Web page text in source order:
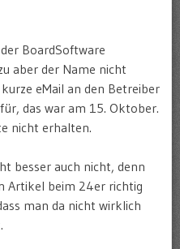
BoardSoftware
aber der Name nicht
eMail an den Betreiber
das war am 15. Oktober.
nicht erhalten.
besser auch nicht, denn
Artikel beim 24er richtig
man da nicht wirklich